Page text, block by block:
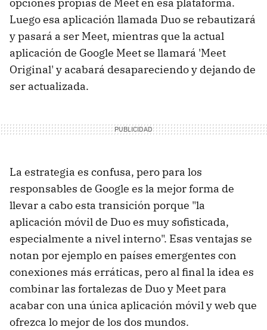
opciones propias de Meet en esa plataforma.
Luego esa aplicación llamada Duo se rebautizará
y pasará a ser Meet, mientras que la actual
aplicación de Google Meet se llamará 'Meet
Original' y acabará desapareciendo y dejando de
ser actualizada.
La estrategia es confusa, pero para los
responsables de Google es la mejor forma de
llevar a cabo esta transición porque "la
aplicación móvil de Duo es muy sofisticada,
especialmente a nivel interno". Esas ventajas se
notan por ejemplo en países emergentes con
conexiones más erráticas, pero al final la idea es
combinar las fortalezas de Duo y Meet para
acabar con una única aplicación móvil y web que
ofrezca lo mejor de los dos mundos.